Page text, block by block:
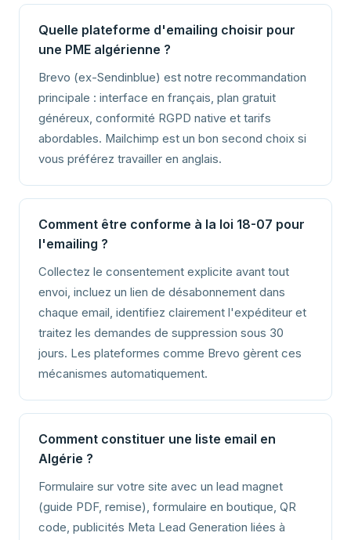
Quelle plateforme d'emailing choisir pour
une PME algérienne ?
Brevo (ex-Sendinblue) est notre recommandation
principale : interface en français, plan gratuit
généreux, conformité RGPD native et tarifs
abordables. Mailchimp est un bon second choix si
vous préférez travailler en anglais.
Comment être conforme à la loi 18-07 pour
l'emailing ?
Collectez le consentement explicite avant tout
envoi, incluez un lien de désabonnement dans
chaque email, identifiez clairement l'expéditeur et
traitez les demandes de suppression sous 30
jours. Les plateformes comme Brevo gèrent ces
mécanismes automatiquement.
Comment constituer une liste email en
Algérie ?
Formulaire sur votre site avec un lead magnet
(guide PDF, remise), formulaire en boutique, QR
code, publicités Meta Lead Generation liées à